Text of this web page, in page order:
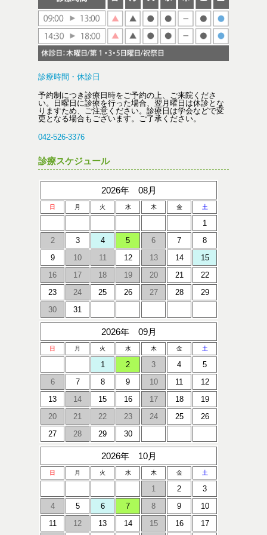
診療時間・休診日
予約制につき診療日時をご予約の上、ご来院くださ
い。日曜日に診療を行った場合、翌月曜日は休診とな
りますため、ご注意ください。診療日は学会などで変
更となる場合もございます。ご了承ください。
042-526-3376
診療スケジュール
2026年 08月
日 月 火 水 木 金 土
1
2
3 4 5 6 7
8
9
10 11 12 13 14
15
16
17 18 19 20 21
22
23
24 25 26 27 28
29
30
31
2026年 09月
日 月 火 水 木 金 土
1 2 3 4
5
6
7 8 9 10 11
12
13
14 15 16 17 18
19
20
21 22 23 24 25
26
27
28 29 30
2026年 10月
日 月 火 水 木 金 土
1 2
3
4
5 6 7 8 9
10
11
12 13 14 15 16 17